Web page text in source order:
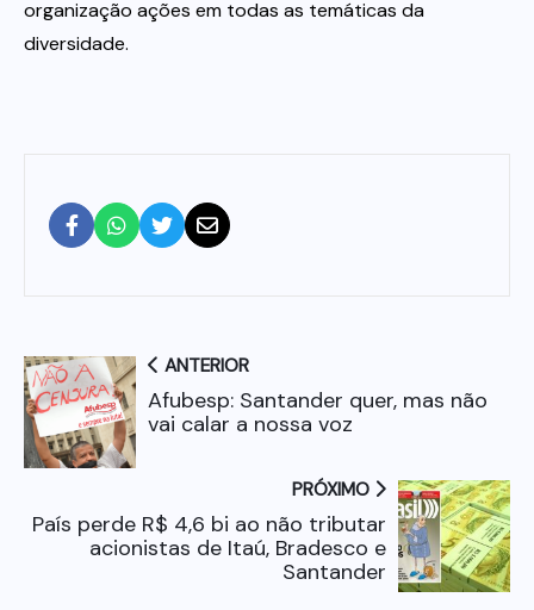
organização ações em todas as temáticas da
diversidade.
ANTERIOR
Afubesp: Santander quer, mas não
vai calar a nossa voz
PRÓXIMO
País perde R$ 4,6 bi ao não tributar
acionistas de Itaú, Bradesco e
Santander